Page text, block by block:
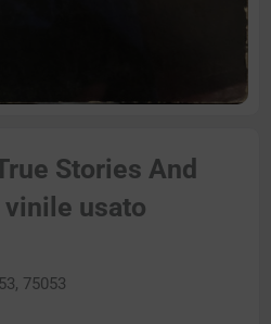
Stories And
vinile usato
75053